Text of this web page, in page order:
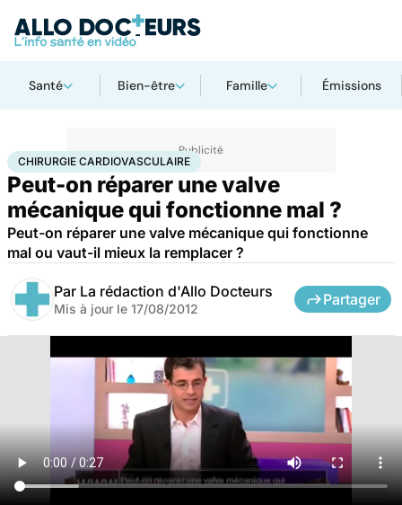
Santé Bien-être Famille Émissions
AccueilSantéMaladiesChirurgie cardiovasculaire
CHIRURGIE CARDIOVASCULAIRE
Peut-on réparer une valve
mécanique qui fonctionne mal ?
Peut-on réparer une valve mécanique qui fonctionne
mal ou vaut-il mieux la remplacer ?
Par La rédaction d'Allo Docteurs
Mis à jour le 17/08/2012
Partager